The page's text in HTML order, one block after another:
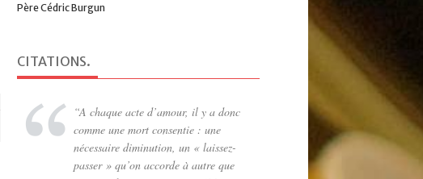
Père Cédric Burgun
CITATIONS.
A chaque acte d’amour, il y a donc
comme une mort consentie : une
nécessaire diminution, un « laissez-
passer » qu’on accorde à autre que